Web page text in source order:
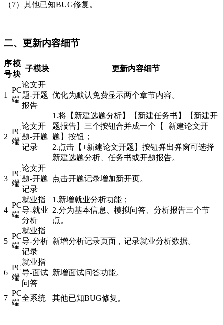
（7）其他已知BUG修复。
二、更新内容细节
序
号
模
块
子模块 更新内容细节
1
PC
端
论文开
题-开题
报告
优化为默认免费显示两个章节内容。
2
PC
端
论文开
题-开题
记录
1.将【新建选题分析】【新建任务书】【新建开
题报告】三个按钮合并成一个【+新建论文开
题】按钮；
2.点击【+新建论文开题】按钮弹出弹窗可选择
新建选题分析、任务书或开题报告。
3
PC
端
论文开
题-开题
记录
点击开题记录增加新开页。
4
PC
端
就业指
导-就业
分析
1.新增就业分析功能；
2.分为基本信息、模拟问答、分析报告三个节
点。
5
PC
端
就业指
导-分析
记录
新增分析记录页面，记录就业分析数据。
6
PC
端
就业指
导-面试
问答
新增面试问答功能。
7
PC
端
全系统 其他已知BUG修复。